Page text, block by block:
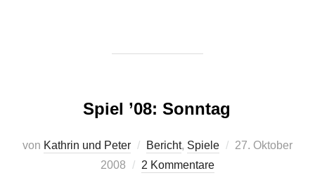
Spiel ’08: Sonntag
von Kathrin und Peter Bericht, Spiele
Veröffentlicht
27. Oktober
2008
2 Kommentare